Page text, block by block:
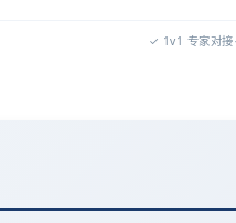
✓ 1v1 专家对接